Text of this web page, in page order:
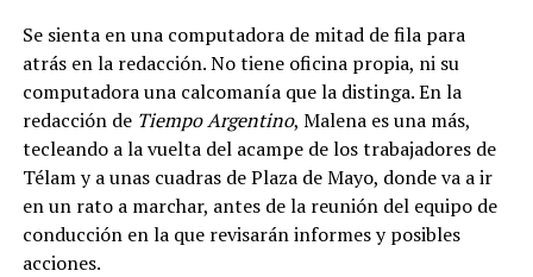
Se sienta en una computadora de mitad de fila para
atrás en la redacción. No tiene oficina propia, ni su
computadora una calcomanía que la distinga. En la
redacción de Tiempo Argentino, Malena es una más,
tecleando a la vuelta del acampe de los trabajadores de
Télam y a unas cuadras de Plaza de Mayo, donde va a ir
en un rato a marchar, antes de la reunión del equipo de
conducción en la que revisarán informes y posibles
acciones.